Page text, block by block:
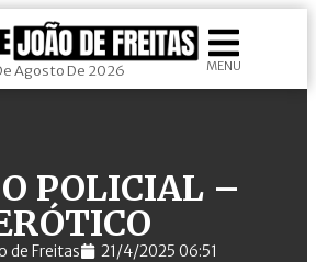
Agosto De 2026 MENU
POLICIAL –
de Freitas 21/4/2025 06:51